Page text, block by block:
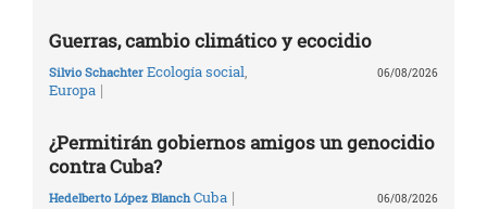
Guerras, cambio climático y ecocidio
Silvio Schachter Ecología social,
Europa |
06/08/2026
¿Permitirán gobiernos amigos un genocidio
contra Cuba?
Hedelberto López Blanch Cuba | 06/08/2026